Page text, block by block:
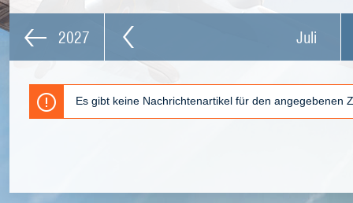
2027 Juli
Es gibt keine Nachrichtenartikel für den angegebenen